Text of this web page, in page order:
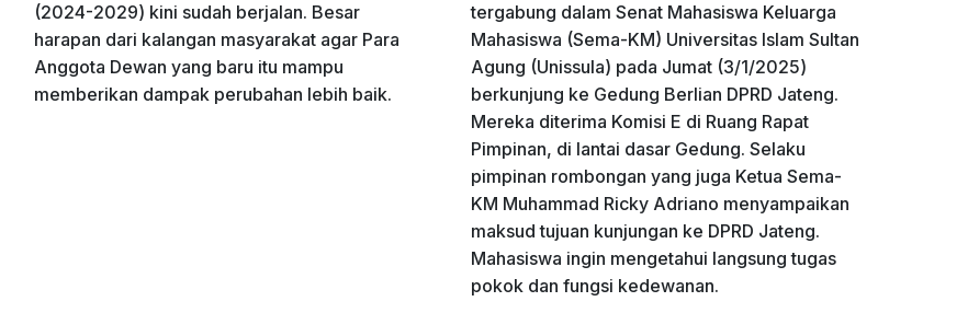
(2024-2029) kini sudah berjalan. Besar
harapan dari kalangan masyarakat agar Para
Anggota Dewan yang baru itu mampu
memberikan dampak perubahan lebih baik.
tergabung dalam Senat Mahasiswa Keluarga
Mahasiswa (Sema-KM) Universitas Islam Sultan
Agung (Unissula) pada Jumat (3/1/2025)
berkunjung ke Gedung Berlian DPRD Jateng.
Mereka diterima Komisi E di Ruang Rapat
Pimpinan, di lantai dasar Gedung. Selaku
pimpinan rombongan yang juga Ketua Sema-
KM Muhammad Ricky Adriano menyampaikan
maksud tujuan kunjungan ke DPRD Jateng.
Mahasiswa ingin mengetahui langsung tugas
pokok dan fungsi kedewanan.